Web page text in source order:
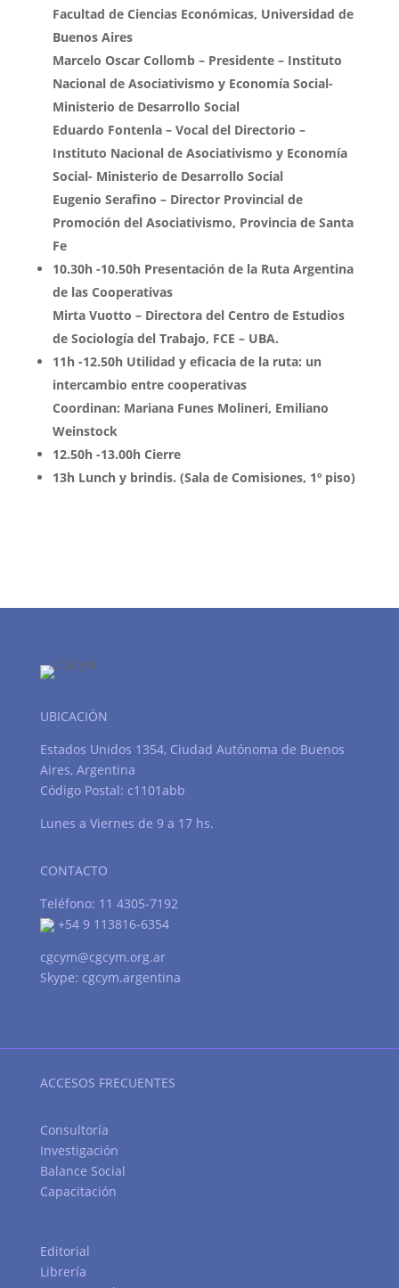
Facultad de Ciencias Económicas, Universidad de
Buenos Aires
Marcelo Oscar Collomb – Presidente – Instituto
Nacional de Asociativismo y Economía Social-
Ministerio de Desarrollo Social
Eduardo Fontenla – Vocal del Directorio –
Instituto Nacional de Asociativismo y Economía
Social- Ministerio de Desarrollo Social
Eugenio Serafino – Director Provincial de
Promoción del Asociativismo, Provincia de Santa
Fe
10.30h -10.50h Presentación de la Ruta Argentina
de las Cooperativas
Mirta Vuotto – Directora del Centro de Estudios
de Sociología del Trabajo, FCE – UBA.
11h -12.50h Utilidad y eficacia de la ruta: un
intercambio entre cooperativas
Coordinan: Mariana Funes Molineri, Emiliano
Weinstock
12.50h -13.00h Cierre
13h Lunch y brindis. (Sala de Comisiones, 1º piso)
UBICACIÓN
Estados Unidos 1354, Ciudad Autónoma de Buenos
Aires, Argentina
Código Postal: c1101abb
Lunes a Viernes de 9 a 17 hs.
CONTACTO
Teléfono: 11 4305-7192
+54 9 113816-6354
cgcym@cgcym.org.ar
Skype: cgcym.argentina
ACCESOS FRECUENTES
Consultoría
Investigación
Balance Social
Capacitación
Editorial
Librería